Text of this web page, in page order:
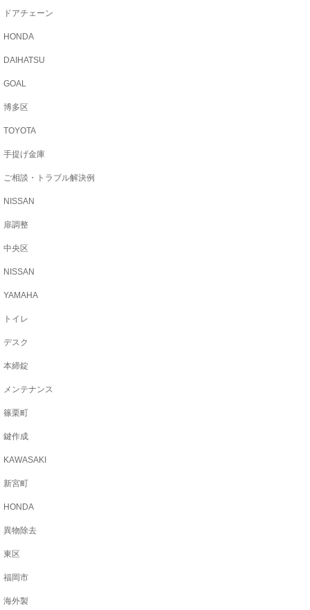
ドアチェーン
HONDA
DAIHATSU
GOAL
博多区
TOYOTA
手提げ金庫
ご相談・トラブル解決例
NISSAN
扉調整
中央区
NISSAN
YAMAHA
トイレ
デスク
本締錠
メンテナンス
篠栗町
鍵作成
KAWASAKI
新宮町
HONDA
異物除去
東区
福岡市
海外製